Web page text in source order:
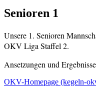
Senioren 1
Unsere 1. Senioren
OKV Liga Staffel 2.
Ansetzungen und
OKV-Homepage (kegeln-